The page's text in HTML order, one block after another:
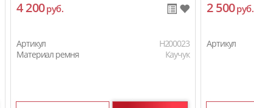
4 200руб.
Артикул
H200023
Материал ремня
Каучук
2 500руб.
Артикул